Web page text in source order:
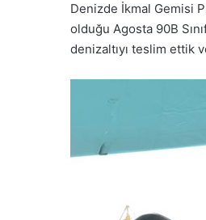
Denizde İkmal Gemisi
olduğu Agosta 90B
denizaltıyı teslim ettik